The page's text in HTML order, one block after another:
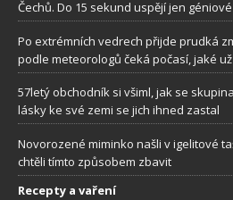
Čechů. Do 15 sekund uspějí jen géniové
Po extrémních vedrech přijde prudká
podle meteorologů čeká počasí, jaké
57letý obchodník si všiml, jak se
lásky ke své zemi se jich ihned zastal
Novorozené miminko našli v igelitové
chtěli tímto způsobem zbavit
Recepty a vaření